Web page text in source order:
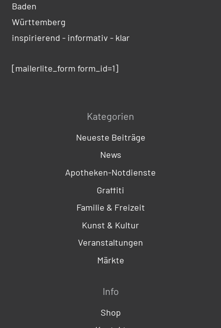
Baden
Württemberg
inspirierend - informativ - klar
[mailerlite_form form_id=1]
Kategorien
Neueste Beiträge
News
Apotheken-Notdienste
Graffiti
Familie & Freizeit
Kunst & Kultur
Veranstaltungen
Märkte
Info
Shop